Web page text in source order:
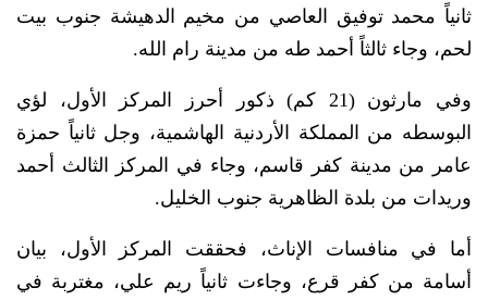
ثانياً محمد توفيق العاصي من مخيم الدهيشة جنوب بيت
لحم، وجاء ثالثاً أحمد طه من مدينة رام الله.
وفي مارثون (21 كم) ذكور أحرز المركز الأول، لؤي
البوسطه من المملكة الأردنية الهاشمية، وجل ثانياً حمزة
عامر من مدينة كفر قاسم، وجاء في المركز الثالث أحمد
وريدات من بلدة الظاهرية جنوب الخليل.
أما في منافسات الإناث، فحققت المركز الأول، بيان
أسامة من كفر قرع، وجاءت ثانياً ريم علي، مغتربة في